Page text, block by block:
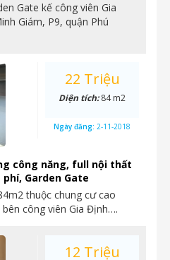
Gate kế công viên Gia
Giám, P9, quận Phú
công năng, full nội thất
Garden Gate
thuộc chung cư cao
bên công viên Gia Định….
22 Triệu
Diện tích:84 m2
Ngày đăng: 2-11-2018
12 Triệu